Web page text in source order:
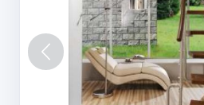
Vorige